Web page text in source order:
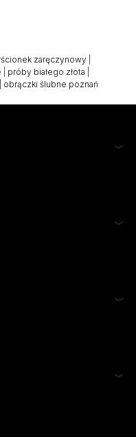
zaręczynowy
próby białego złota
obrączki ślubne poznań